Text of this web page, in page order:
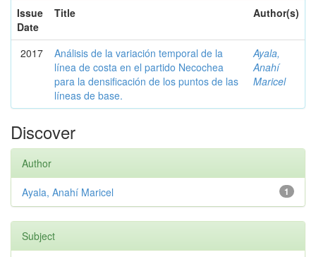
Issue
Date
Title Author(s)
2017
Análisis de la variación temporal de la
línea de costa en el partido Necochea
para la densificación de los puntos de las
líneas de base.
Ayala,
Anahí
Maricel
Discover
Author
1
Ayala, Anahí Maricel
Subject